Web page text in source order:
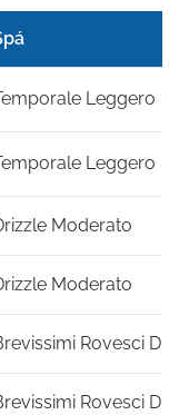
Leggero
Leggero
Moderato
Moderato
Rovesci Di
Rovesci Di